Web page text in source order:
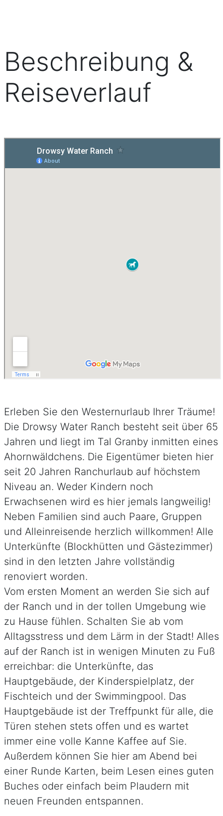
Beschreibung &
Reiseverlauf
Erleben Sie den Westernurlaub Ihrer Träume!
Die Drowsy Water Ranch besteht seit über 65
Jahren und liegt im Tal Granby inmitten eines
Ahornwäldchens. Die Eigentümer bieten hier
seit 20 Jahren Ranchurlaub auf höchstem
Niveau an. Weder Kindern noch
Erwachsenen wird es hier jemals langweilig!
Neben Familien sind auch Paare, Gruppen
und Alleinreisende herzlich willkommen! Alle
Unterkünfte (Blockhütten und Gästezimmer)
sind in den letzten Jahre vollständig
renoviert worden.
Vom ersten Moment an werden Sie sich auf
der Ranch und in der tollen Umgebung wie
zu Hause fühlen. Schalten Sie ab vom
Alltagsstress und dem Lärm in der Stadt! Alles
auf der Ranch ist in wenigen Minuten zu Fuß
erreichbar: die Unterkünfte, das
Hauptgebäude, der Kinderspielplatz, der
Fischteich und der Swimmingpool. Das
Hauptgebäude ist der Treffpunkt für alle, die
Türen stehen stets offen und es wartet
immer eine volle Kanne Kaffee auf Sie.
Außerdem können Sie hier am Abend bei
einer Runde Karten, beim Lesen eines guten
Buches oder einfach beim Plaudern mit
neuen Freunden entspannen.